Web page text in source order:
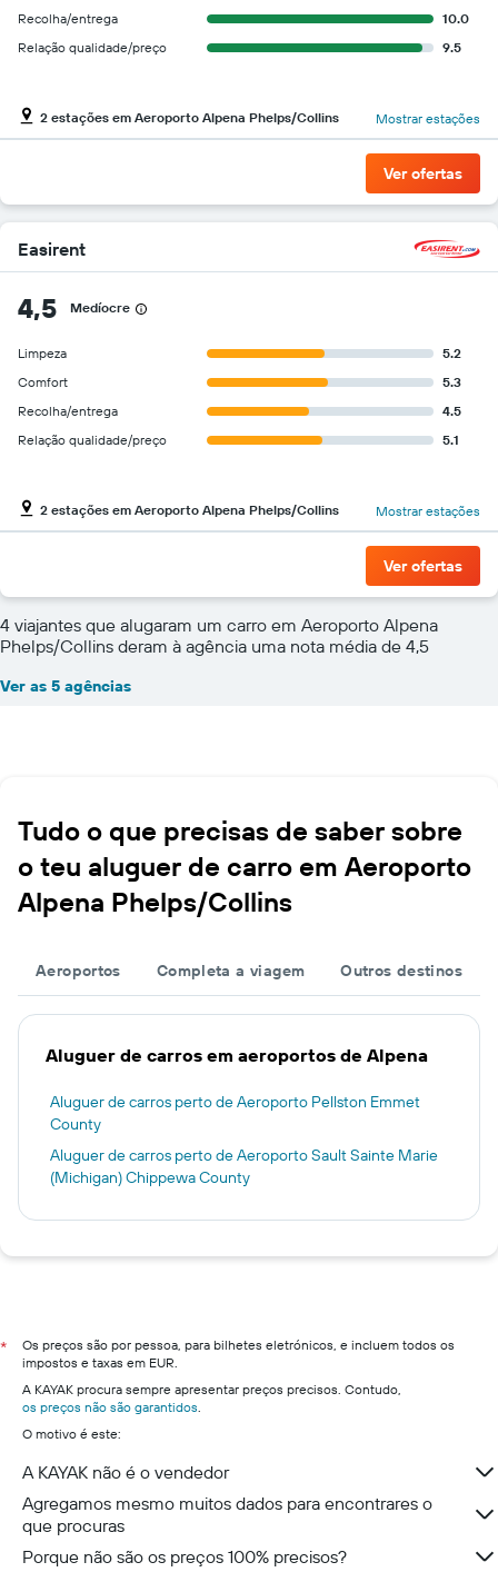
Recolha/entrega
10.0
Relação qualidade/preço
9.5
2 estações em Aeroporto Alpena Phelps/Collins Mostrar estações
Ver ofertas
Easirent
4,5 Medíocre
Limpeza
5.2
Comfort
5.3
Recolha/entrega
4.5
Relação qualidade/preço
5.1
2 estações em Aeroporto Alpena Phelps/Collins Mostrar estações
Ver ofertas
4 viajantes que alugaram um carro em Aeroporto Alpena
Phelps/Collins deram à agência uma nota média de 4,5
Ver as 5 agências
Tudo o que precisas de saber sobre
o teu aluguer de carro em Aeroporto
Alpena Phelps/Collins
Aeroportos Completa a viagem Outros destinos
Aluguer de carros em aeroportos de Alpena
Aluguer de carros perto de Aeroporto Pellston Emmet
County
Aluguer de carros perto de Aeroporto Sault Sainte Marie
(Michigan) Chippewa County
*
Os preços são por pessoa, para bilhetes eletrónicos, e incluem todos os
impostos e taxas em EUR.
A KAYAK procura sempre apresentar preços precisos. Contudo,
os preços não são garantidos.
O motivo é este:
A KAYAK não é o vendedor
Agregamos mesmo muitos dados para encontrares o
que procuras
Porque não são os preços 100% precisos?